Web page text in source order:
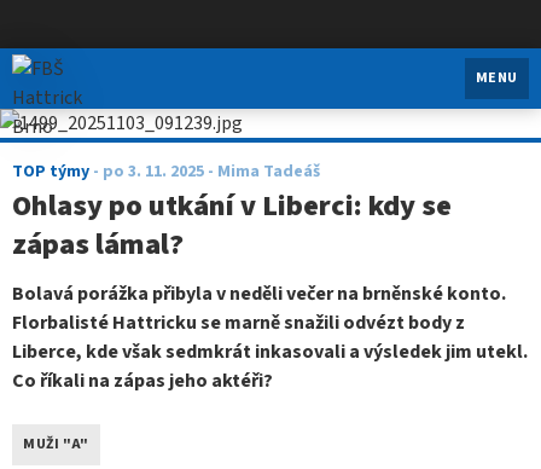
FBŠ Hattrick Brno
MENU
TOP týmy - po 3. 11. 2025 - Mima Tadeáš
Ohlasy po utkání v Liberci: kdy se
zápas lámal?
Bolavá porážka přibyla v neděli večer na brněnské konto.
Florbalisté Hattricku se marně snažili odvézt body z
Liberce, kde však sedmkrát inkasovali a výsledek jim utekl.
Co říkali na zápas jeho aktéři?
MUŽI "A"